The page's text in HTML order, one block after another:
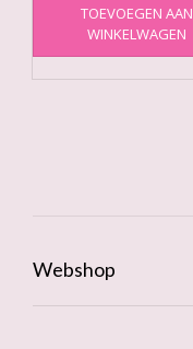
TOEVOEGEN AAN
WINKELWAGEN
Webshop